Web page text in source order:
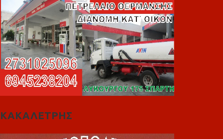
ΚΑΚΑΛΕΤΡΗΣ